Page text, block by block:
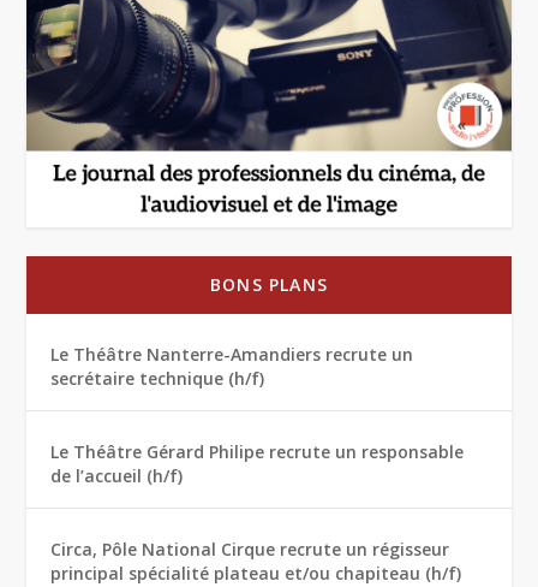
BONS PLANS
Le Théâtre Nanterre-Amandiers recrute un
secrétaire technique (h/f)
Le Théâtre Gérard Philipe recrute un responsable
de l’accueil (h/f)
Circa, Pôle National Cirque recrute un régisseur
principal spécialité plateau et/ou chapiteau (h/f)